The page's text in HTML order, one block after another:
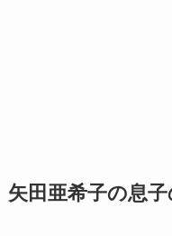
矢田亜希子の息